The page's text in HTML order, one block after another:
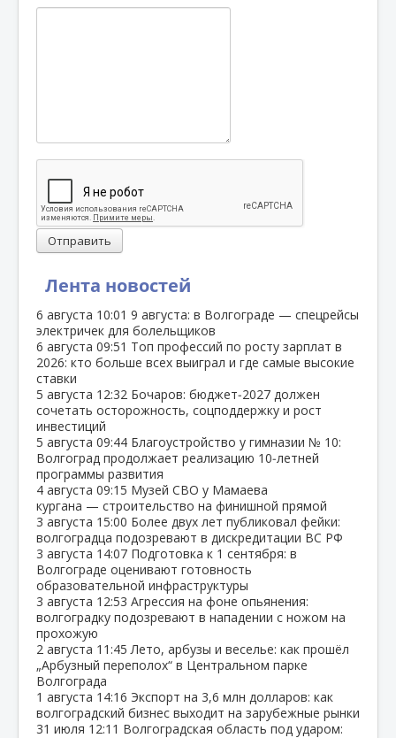
Лента новостей
6 августа 10:01 9 августа: в Волгограде — спецрейсы
электричек для болельщиков
6 августа 09:51 Топ профессий по росту зарплат в
2026: кто больше всех выиграл и где самые высокие
ставки
5 августа 12:32 Бочаров: бюджет‑2027 должен
сочетать осторожность, соцподдержку и рост
инвестиций
5 августа 09:44 Благоустройство у гимназии № 10:
Волгоград продолжает реализацию 10‑летней
программы развития
4 августа 09:15 Музей СВО у Мамаева
кургана — строительство на финишной прямой
3 августа 15:00 Более двух лет публиковал фейки:
волгоградца подозревают в дискредитации ВС РФ
3 августа 14:07 Подготовка к 1 сентября: в
Волгограде оценивают готовность
образовательной инфраструктуры
3 августа 12:53 Агрессия на фоне опьянения:
волгоградку подозревают в нападении с ножом на
прохожую
2 августа 11:45 Лето, арбузы и веселье: как прошёл
„Арбузный переполох“ в Центральном парке
Волгограда
1 августа 14:16 Экспорт на 3,6 млн долларов: как
волгоградский бизнес выходит на зарубежные рынки
31 июля 12:11 Волгоградская область под ударом:
Отправить